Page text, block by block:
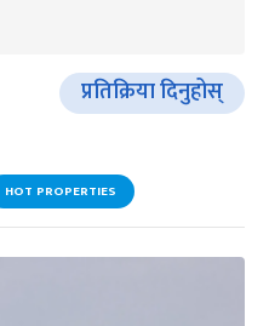
प्रतिक्रिया दिनुहोस्
HOT PROPERTIES